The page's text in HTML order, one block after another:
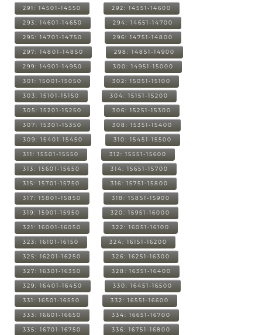
291: 14501-14550 292: 14551-14600
293: 14601-14650 294: 14651-14700
295: 14701-14750 296: 14751-14800
297: 14801-14850 298: 14851-14900
299: 14901-14950 300: 14951-15000
301: 15001-15050 302: 15051-15100
303: 15101-15150 304: 15151-15200
305: 15201-15250 306: 15251-15300
307: 15301-15350 308: 15351-15400
309: 15401-15450 310: 15451-15500
311: 15501-15550 312: 15551-15600
313: 15601-15650 314: 15651-15700
315: 15701-15750 316: 15751-15800
317: 15801-15850 318: 15851-15900
319: 15901-15950 320: 15951-16000
321: 16001-16050 322: 16051-16100
323: 16101-16150 324: 16151-16200
325: 16201-16250 326: 16251-16300
327: 16301-16350 328: 16351-16400
329: 16401-16450 330: 16451-16500
331: 16501-16550 332: 16551-16600
333: 16601-16650 334: 16651-16700
335: 16701-16750 336: 16751-16800